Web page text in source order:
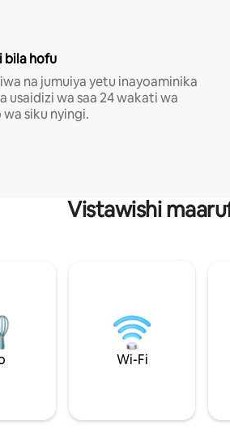
bila hofu
na jumuiya yetu inayoaminika
usaidizi wa saa 24 wakati wa
siku nyingi.
Vistawishi
Wi-Fi